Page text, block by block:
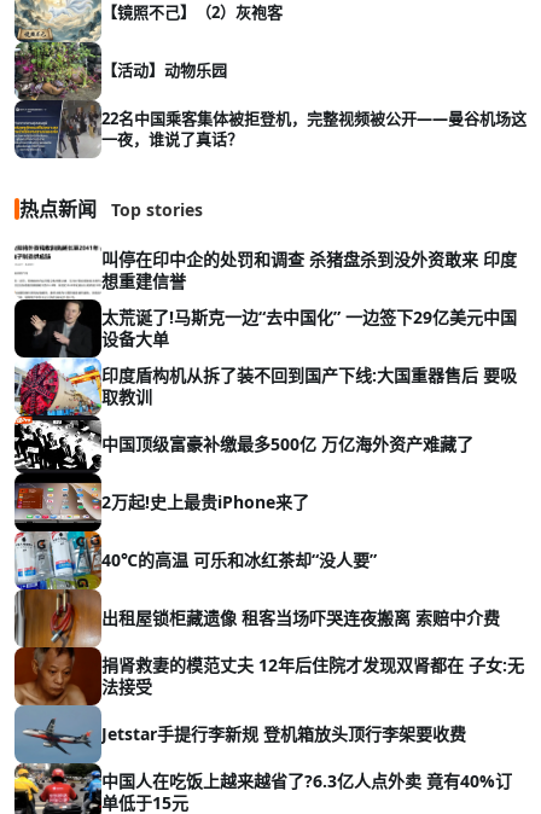
【镜照不己】（2）灰袍客
【活动】动物乐园
22名中国乘客集体被拒登机，完整视频被公开——曼谷机场这
一夜，谁说了真话？
热点新闻 Top stories
叫停在印中企的处罚和调查 杀猪盘杀到没外资敢来 印度
想重建信誉
太荒诞了!马斯克一边“去中国化” 一边签下29亿美元中国
设备大单
印度盾构机从拆了装不回到国产下线:大国重器售后 要吸
取教训
中国顶级富豪补缴最多500亿 万亿海外资产难藏了
2万起!史上最贵iPhone来了
40℃的高温 可乐和冰红茶却“没人要”
出租屋锁柜藏遗像 租客当场吓哭连夜搬离 索赔中介费
捐肾救妻的模范丈夫 12年后住院才发现双肾都在 子女:无
法接受
Jetstar手提行李新规 登机箱放头顶行李架要收费
中国人在吃饭上越来越省了?6.3亿人点外卖 竟有40%订
单低于15元